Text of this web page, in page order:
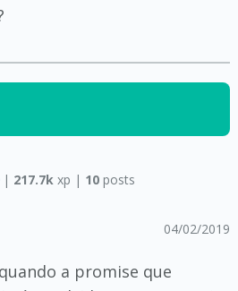
| 217.7k xp | 10posts
04/02/2019
a promise que